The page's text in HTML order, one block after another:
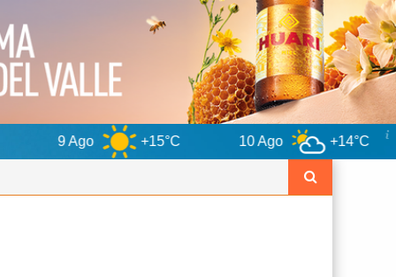
+15°C 10 Ago +14°C 11 Ago